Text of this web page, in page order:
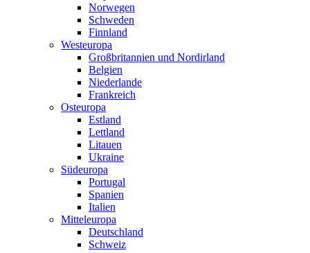
Norwegen
Schweden
Finnland
Westeuropa
Großbritannien und Nordirland
Belgien
Niederlande
Frankreich
Osteuropa
Estland
Lettland
Litauen
Ukraine
Südeuropa
Portugal
Spanien
Italien
Mitteleuropa
Deutschland
Schweiz